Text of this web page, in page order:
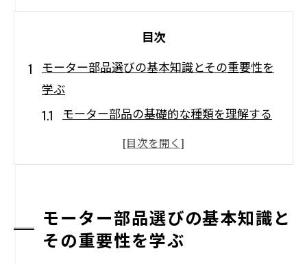
目次
モーター部品選びの基本知識とその重要性を
学ぶ
モーター部品の基礎的な種類を理解する
部品選定が性能に与える影響を深掘りす
る
品質基準と認証規格の重要性
モーター部品選びの基本知識と
その重要性を学ぶ